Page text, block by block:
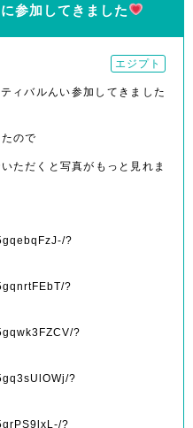
参加してきました
エジプト
ィバルんい参加してきました
ので
ただくと写真がもっと見れま
?
?
?
?
?